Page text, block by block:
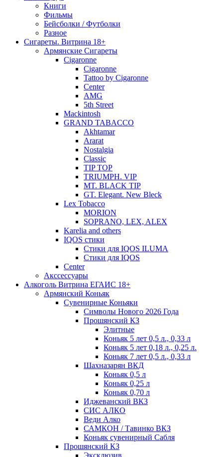
Книги
Фильмы
Бейсболки / Футболки
Разное
Сигареты. Витрина 18+
Армянские Сигареты
Cigaronne
Cigaronne
Tattoo by Cigaronne
Center
AMG
5th Street
Mackintosh
GRAND TABACCO
Akhtamar
Ararat
Nostalgia
Classic
TIP TOP
TRIUMPH. VIP
MT. BLACK TIP
GT. Elegant. New Bleck
Lex Tobacco
MORION
SOPRANO, LEX, ALEX
Karelia and others
IQOS стики
Стики для IQOS ILUMA
Стики для IQOS
Сenter
Акссессуары
Алкоголь Витрина ЕГАИС 18+
Армянский Коньяк
Сувенирные Коньяки
Символы Нового 2026 Года
Прошянский КЗ
Элитные
Коньяк 5 лет 0,5 л., 0,33 л
Коньяк 5 лет 0,18 л., 0,25 л.
Коньяк 7 лет 0,5 л., 0,33 л
Шахназарян ВКД
Коньяк 0,5 л
Коньяк 0,25 л
Коньяк 0,70 л
Иджеванский ВКЗ
СИС АЛКО
Веди Алко
САМКОН / Тавинко ВКЗ
Коньяк сувенирный Сабля
Прошянский КЗ
Эксклюзив